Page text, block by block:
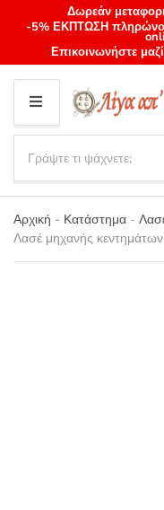
Δωρεάν
-5% ΕΚΠΤΩΣΗ
Επικοινωνήστε
M
E
N
U
Category
name
a
r
c
h
p
Αρχική - Κατάστημα -
Λασέ μηχανής